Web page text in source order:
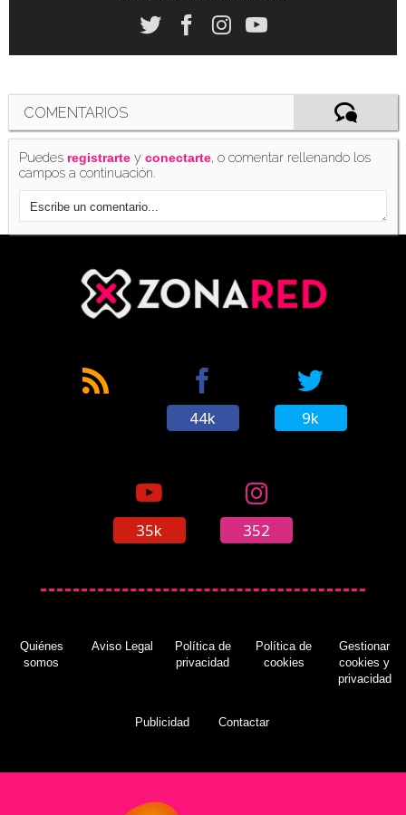
COMENTARIOS
Puedes registrarte yconectarte, o comentar rellenando los
campos a continuación.
44k 9k
35k 352
Quiénes
somos
Aviso Legal
Política de
privacidad
Política de
cookies
Gestionar
cookies y
privacidad
Publicidad Contactar